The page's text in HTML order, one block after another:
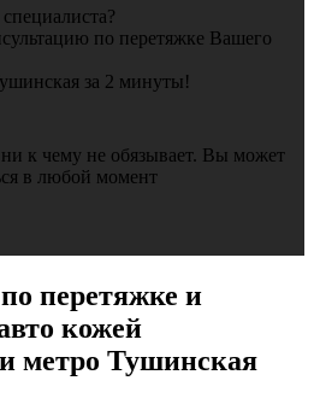
по перетяжке Вашего
за 2 минуты!
к чему не обязывает. Вы может
в любой момент
перетяжке и
кожей
метро Тушинская